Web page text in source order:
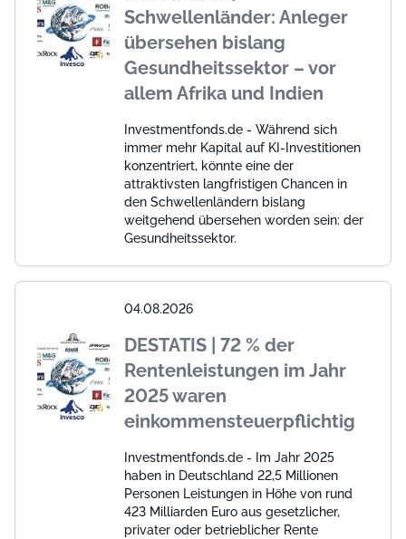
Schwellenländer: Anleger
übersehen bislang
Gesundheitssektor – vor
allem Afrika und Indien
Investmentfonds.de - Während sich
immer mehr Kapital auf KI-Investitionen
konzentriert, könnte eine der
attraktivsten langfristigen Chancen in
den Schwellenländern bislang
weitgehend übersehen worden sein: der
Gesundheitssektor.
04.08.2026
DESTATIS | 72 % der
Rentenleistungen im Jahr
2025 waren
einkommensteuerpflichtig
Investmentfonds.de - Im Jahr 2025
haben in Deutschland 22,5 Millionen
Personen Leistungen in Höhe von rund
423 Milliarden Euro aus gesetzlicher,
privater oder betrieblicher Rente